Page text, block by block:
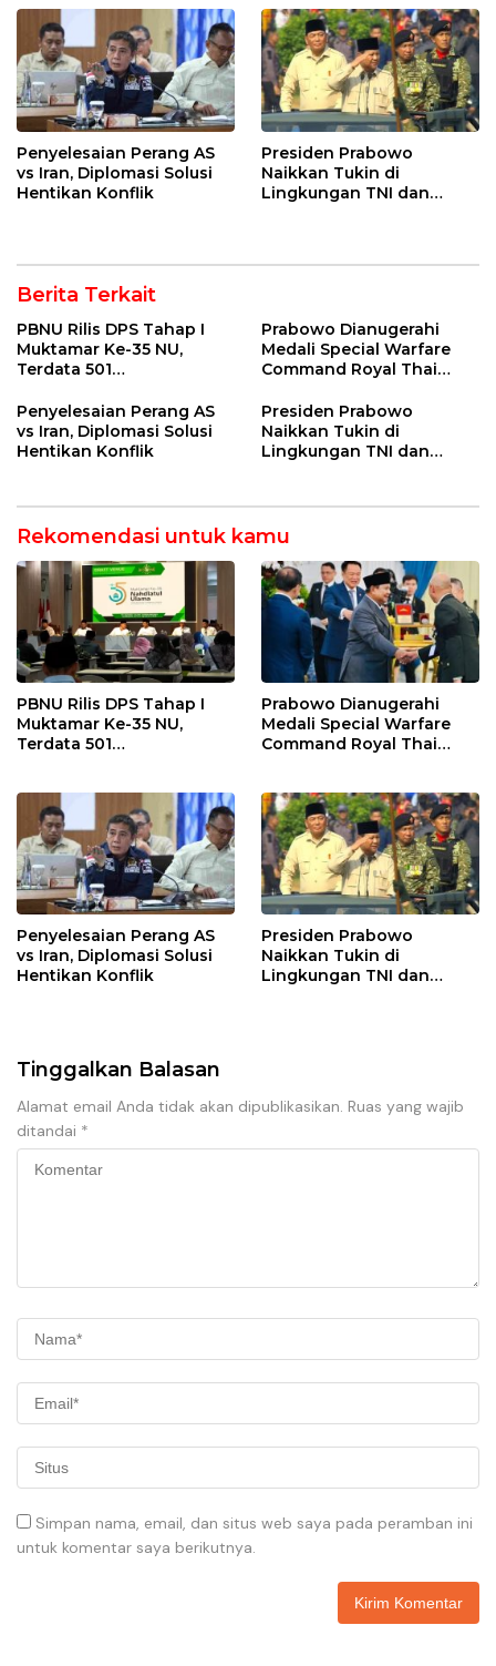
Penyelesaian Perang AS
vs Iran, Diplomasi Solusi
Hentikan Konflik
Presiden Prabowo
Naikkan Tukin di
Lingkungan TNI dan
Berita Terkait
PBNU Rilis DPS Tahap I
Muktamar Ke-35 NU,
Terdata 501
Prabowo Dianugerahi
Medali Special Warfare
Command Royal Thai
Penyelesaian Perang AS
vs Iran, Diplomasi Solusi
Hentikan Konflik
Presiden Prabowo
Naikkan Tukin di
Lingkungan TNI dan
Rekomendasi untuk kamu
PBNU Rilis DPS Tahap I
Muktamar Ke-35 NU,
Terdata 501
Prabowo Dianugerahi
Medali Special Warfare
Command Royal Thai
Penyelesaian Perang AS
vs Iran, Diplomasi Solusi
Hentikan Konflik
Presiden Prabowo
Naikkan Tukin di
Lingkungan TNI dan
Tinggalkan Balasan
Alamat email Anda tidak akan dipublikasikan. Ruas yang wajib
ditandai *
Simpan nama, email, dan situs web saya pada peramban ini
untuk komentar saya berikutnya.